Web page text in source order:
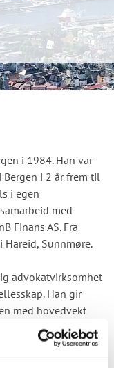
i 1984. Han var
i 2 år frem til
i egen
med
Finans AS. Fra
Sunnmøre.
advokatvirksomhet
Han gir
med hovedvekt
arv- og skifterett,
og sitter i styret i